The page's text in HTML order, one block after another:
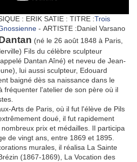
: ERIK SATIE : TITRE :Trois
- ARTISTE :Daniel Varsano
(né le 26 août 1848 à Paris,
Fils du célèbre sculpteur
Dantan Aîné) et neveu de Jean-
lui aussi sculpteur, Edouard
baigné dès sa naissance dans le
fréquenter l'atelier de son père où il
Arts de Paris, où il fut l'élève de Pils
doué, il fut rapidement
prix et médailles. Il participa
de vingt ans, entre 1869 et 1895.
murales, il réalisa La Sainte
(1867-1869), La Vocation des